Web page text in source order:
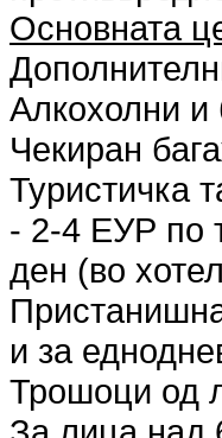
Основната
Алкохолни и
Чекиран
Туристичка
- 2-4 ЕУР по
ден (во
и за
Трошоци од